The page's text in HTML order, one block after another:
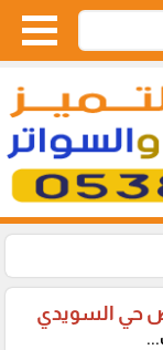
حي السويدي